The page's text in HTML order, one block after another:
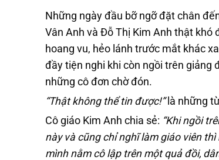
Những ngày đầu bỡ ngỡ đặt chân
Vân Anh và Đỗ Thị Kim Anh thật khó
hoang vu, hẻo lánh trước mắt khác
đầy tiện nghi khi còn ngồi trên giảng
những cô đơn chờ đón.
“Thật không thể tin được!”là những
Cô giáo Kim Anh chia sẻ: “Khi ngồi
này và cũng chỉ nghĩ làm giáo viên
mình nằm cô lập trên một quả đồi,